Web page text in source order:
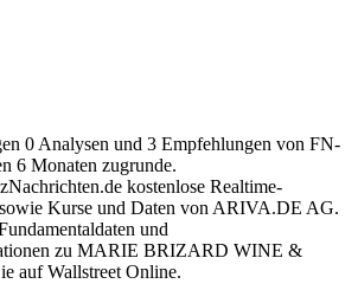
0 Analysen und 3 Empfehlungen von FN-
6 Monaten zugrunde.
kostenlose Realtime-
sowie Kurse und Daten von ARIVA.DE AG.
und
zu MARIE BRIZARD WINE &
aufWallstreet Online.